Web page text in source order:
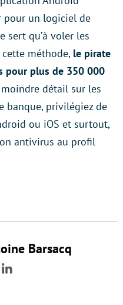
pour un logiciel de
sert qu’à voler les
cette méthode, le pirate
pour plus de 350 000
détail sur les
banque, privilégiez de
ou iOS et surtout,
antivirus au profil
Barsacq
LinkedIn